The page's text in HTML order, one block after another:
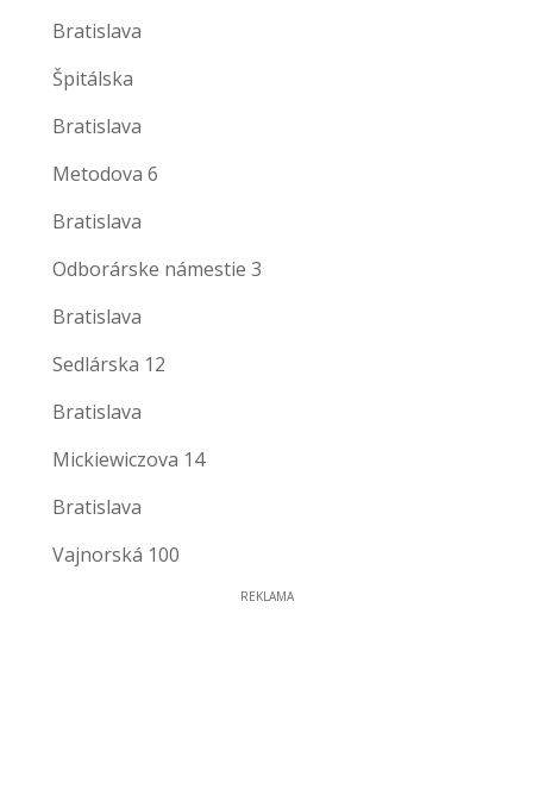
Bratislava
Špitálska
Bratislava
Metodova 6
Bratislava
Odborárske námestie 3
Bratislava
Sedlárska 12
Bratislava
Mickiewiczova 14
Bratislava
Vajnorská 100
REKLAMA